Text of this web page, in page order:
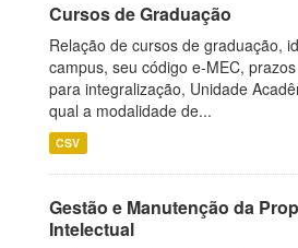
Cursos de Graduação
Relação de cursos de graduação,
campus, seu código e-MEC,
para integralização, Unidade
qual a modalidade de...
CSV
Gestão e Manutenção da
Intelectual